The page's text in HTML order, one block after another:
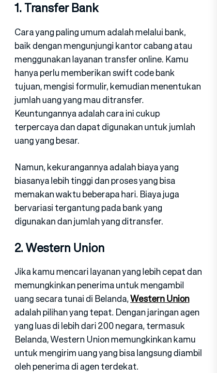
1. Transfer Bank
Cara yang paling umum adalah melalui bank,
baik dengan mengunjungi kantor cabang atau
menggunakan layanan transfer online. Kamu
hanya perlu memberikan swift code bank
tujuan, mengisi formulir, kemudian menentukan
jumlah uang yang mau ditransfer.
Keuntungannya adalah cara ini cukup
terpercaya dan dapat digunakan untuk jumlah
uang yang besar.
Namun, kekurangannya adalah biaya yang
biasanya lebih tinggi dan proses yang bisa
memakan waktu beberapa hari. Biaya juga
bervariasi tergantung pada bank yang
digunakan dan jumlah yang ditransfer.
2. Western Union
Jika kamu mencari layanan yang lebih cepat dan
memungkinkan penerima untuk mengambil
uang secara tunai di Belanda,Western Union
adalah pilihan yang tepat. Dengan jaringan agen
yang luas di lebih dari 200 negara, termasuk
Belanda, Western Union memungkinkan kamu
untuk mengirim uang yang bisa langsung diambil
oleh penerima di agen terdekat.